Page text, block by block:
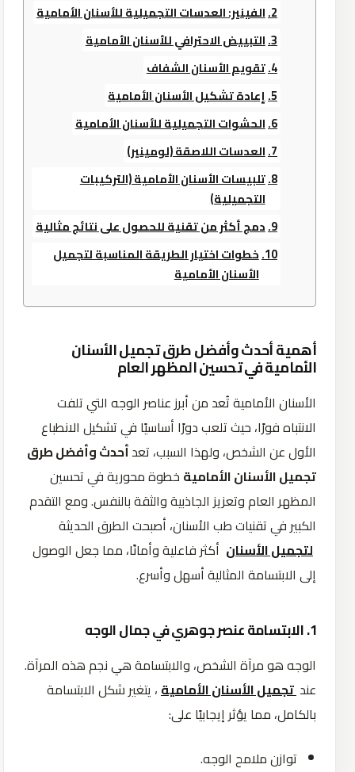
الفينير: العدسات التجميلية للأسنان الأمامية
التبييض الاحترافي للأسنان الأمامية
تقويم الأسنان الشفاف
إعادة تشكيل الأسنان الأمامية
الحشوات التجميلية للأسنان الأمامية
العدسات اللاصقة (لومينير)
تلبيسات الأسنان الأمامية (التركيبات
التجميلية)
دمج أكثر من تقنية للحصول على نتائج مثالية
خطوات اختيار الطريقة المناسبة لتجميل
الأسنان الأمامية
أهمية أحدث وأفضل طرق تجميل الأسنان
الأمامية في تحسين المظهر العام
الأسنان الأمامية تُعد من أبرز عناصر الوجه التي تلفت
الانتباه فورًا، حيث تلعب دورًا أساسيًا في تشكيل الانطباع
الأول عن الشخص، ولهذا السبب، تعدأحدث وأفضل طرق
تجميل الأسنان الأمامية خطوة محورية في تحسين
المظهر العام وتعزيز الجاذبية والثقة بالنفس. ومع التقدم
الكبير في تقنيات طب الأسنان، أصبحت الطرق الحديثة
لتجميل الأسنان أكثر فاعلية وأمانًا، مما جعل الوصول
إلى الابتسامة المثالية أسهل وأسرع.
1. الابتسامة عنصر جوهري في جمال الوجه
الوجه هو مرآة الشخص، والابتسامة هي نجم هذه المرآة.
عندتجميل الأسنان الأمامية، يتغير شكل الابتسامة
بالكامل، مما يؤثر إيجابيًا على:
توازن ملامح الوجه.